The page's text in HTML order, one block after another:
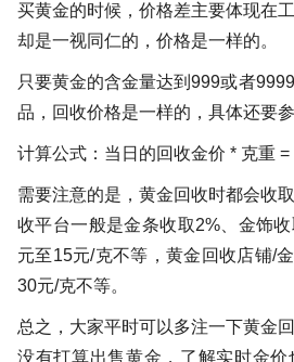
买黄金的时候，价格差主要体现在
却是一视同仁的，价格是一样的。
只要黄金的含金量达到999或者
品，回收价格是一样的，具体还要
计算公式：当日的回收金价 * 克重 =
需要注意的是，黄金回收时都会收
收平台一般是金条收取2%、金饰
元至15元/克不等，黄金回收店铺/
30元/克不等。
总之，大家平时可以多注一下黄金
没有打算出售黄金，了解实时金